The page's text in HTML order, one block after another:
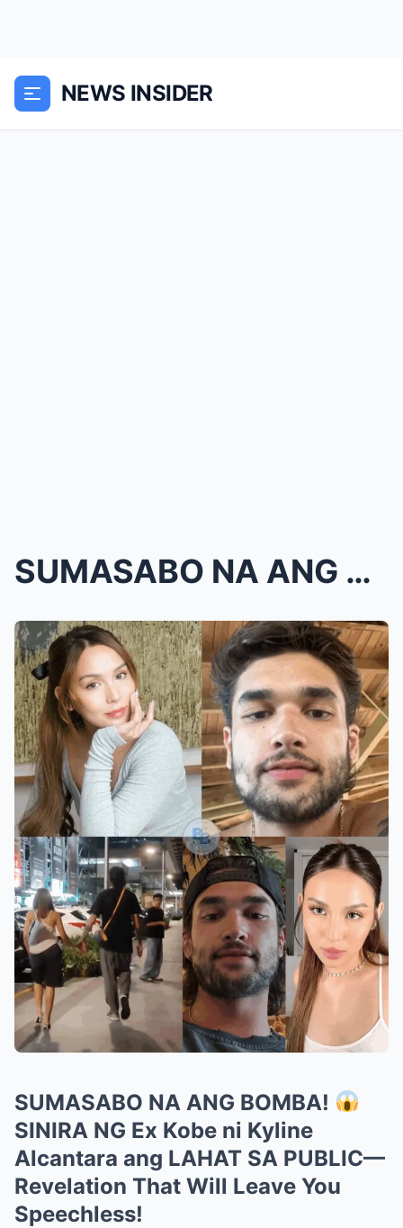
NEWS INSIDER
SUMASABO ​​NA ANG BOMBA!
SUMASABO ​​NA ANG BOMBA!
SINIRA NG Ex Kobe ni Kyline
Alcantara ang LAHAT SA PUBLIC—
Revelation That Will Leave You
Speechless!